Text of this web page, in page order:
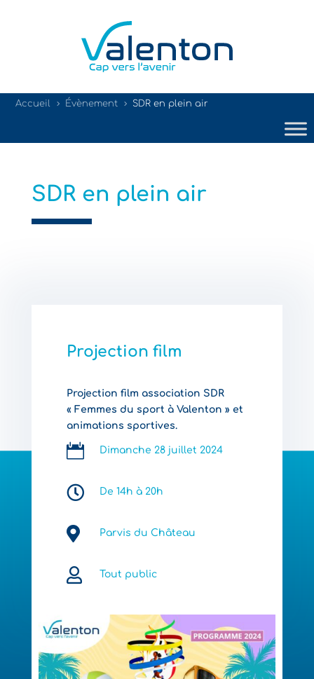
Accueil 5 Évènement 5 SDR en plein air
SDR en plein air
Projection film
Projection film association SDR
« Femmes du sport à Valenton » et
animations sportives.
 Dimanche 28 juillet 2024
 De 14h à 20h
 Parvis du Château
 Tout public